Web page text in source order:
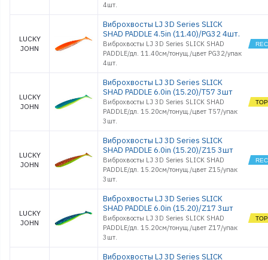
4шт.
LUCKY
JOHN
Виброхвосты LJ 3D Series SLICK
SHAD PADDLE 4.5in (11.40)/PG32 4шт.
Виброхвосты LJ 3D Series SLICK SHAD
PADDLE/дл. 11.40см/тонущ./цвет PG32/упак
4шт.
LUCKY
JOHN
Виброхвосты LJ 3D Series SLICK
SHAD PADDLE 6.0in (15.20)/T57 3шт
Виброхвосты LJ 3D Series SLICK SHAD
PADDLE/дл. 15.20см/тонущ./цвет T57/упак
3шт.
LUCKY
JOHN
Виброхвосты LJ 3D Series SLICK
SHAD PADDLE 6.0in (15.20)/Z15 3шт
Виброхвосты LJ 3D Series SLICK SHAD
PADDLE/дл. 15.20см/тонущ./цвет Z15/упак
3шт.
LUCKY
JOHN
Виброхвосты LJ 3D Series SLICK
SHAD PADDLE 6.0in (15.20)/Z17 3шт
Виброхвосты LJ 3D Series SLICK SHAD
PADDLE/дл. 15.20см/тонущ./цвет Z17/упак
3шт.
Виброхвосты LJ 3D Series SLICK